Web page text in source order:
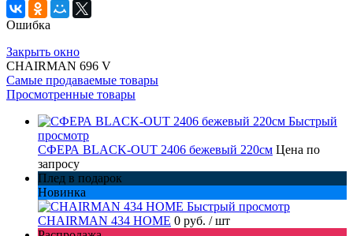
Ошибка
Закрыть окно
CHAIRMAN 696 V
Самые продаваемые товары
Просмотренные товары
Быстрый
просмотр
СФЕРА BLACK-OUT 2406 бежевый 220см Цена по
запросу
Плед в подарок
Новинка
Быстрый просмотр
CHAIRMAN 434 HOME 0 руб. / шт